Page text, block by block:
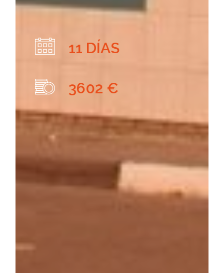
11 DÍAS
3602 €